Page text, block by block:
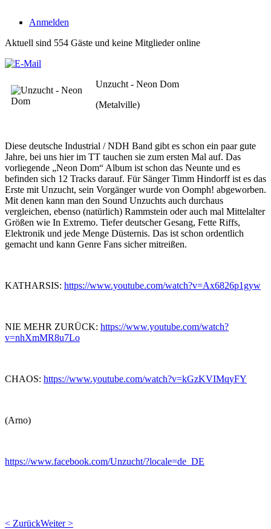
Anmelden
Aktuell sind 554 Gäste und keine Mitglieder online
Unzucht - Neon Dom
(Metalville)
Diese deutsche Industrial / NDH Band gibt es schon ein paar gute
Jahre, bei uns hier im TT tauchen sie zum ersten Mal auf. Das
vorliegende „Neon Dom“ Album ist schon das Neunte und es
befinden sich 12 Tracks darauf. Für Sänger Timm Hindorff ist es das
Erste mit Unzucht, sein Vorgänger wurde von Oomph! abgeworben.
Mit denen kann man den Sound Unzuchts auch durchaus
vergleichen, ebenso (natürlich) Rammstein oder auch mal Mittelalter
Größen wie In Extremo. Tiefer deutscher Gesang, Fette Riffs,
Elektronik und jede Menge Düsternis. Das ist schon ordentlich
gemacht und kann Genre Fans sicher mitreißen.
KATHARSIS: https://www.youtube.com/watch?v=Ax6826p1gyw
NIE MEHR ZURÜCK: https://www.youtube.com/watch?
v=nhXmMR8u7Lo
CHAOS: https://www.youtube.com/watch?v=kGzKVIMqyFY
(Arno)
https://www.facebook.com/Unzucht/?locale=de_DE
< ZurückWeiter >